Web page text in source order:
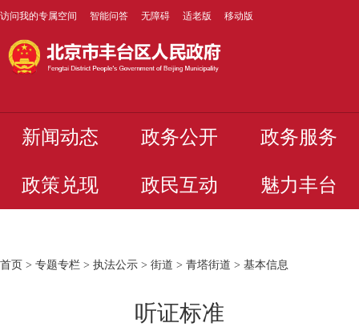
访问我的专属空间 智能问答 无障碍 适老版 移动版
新闻动态 政务公开 政务服务
政策兑现 政民互动 魅力丰台
首页 > 专题专栏 > 执法公示 > 街道 > 青塔街道 > 基本信息
听证标准